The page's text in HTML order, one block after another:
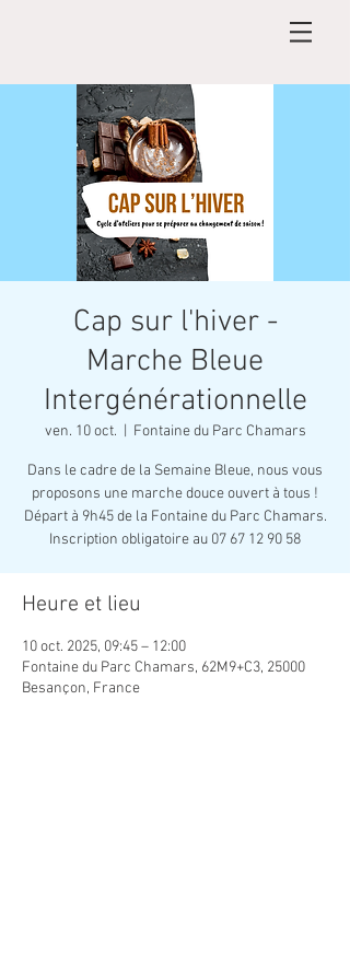
Cap sur l'hiver -
Marche Bleue
Intergénérationnelle
ven. 10 oct. Fontaine du Parc Chamars
Dans le cadre de la Semaine Bleue, nous vous
proposons une marche douce ouvert à tous !
Départ à 9h45 de la Fontaine du Parc Chamars.
Inscription obligatoire au 07 67 12 90 58
Heure et lieu
10 oct. 2025, 09:45 – 12:00
Fontaine du Parc Chamars, 62M9+C3, 25000
Besançon, France